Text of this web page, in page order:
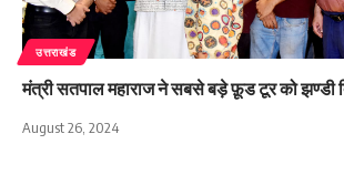
उत्तराखंड
मंत्री सतपाल महाराज ने सबसे बड़े फ़ूड टूर को झण्डी
August 26, 2024